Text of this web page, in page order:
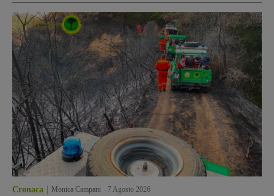
Cronaca Monica Campani 7 Agosto 2026